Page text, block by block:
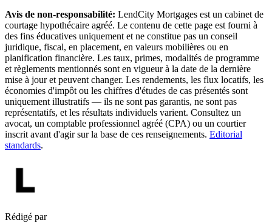
Avis de non-responsabilité: LendCity Mortgages est un cabinet de
courtage hypothécaire agréé. Le contenu de cette page est fourni à
des fins éducatives uniquement et ne constitue pas un conseil
juridique, fiscal, en placement, en valeurs mobilières ou en
planification financière. Les taux, primes, modalités de programme
et règlements mentionnés sont en vigueur à la date de la dernière
mise à jour et peuvent changer. Les rendements, les flux locatifs, les
économies d'impôt ou les chiffres d'études de cas présentés sont
uniquement illustratifs — ils ne sont pas garantis, ne sont pas
représentatifs, et les résultats individuels varient. Consultez un
avocat, un comptable professionnel agréé (CPA) ou un courtier
inscrit avant d'agir sur la base de ces renseignements. Editorial
standards.
Rédigé par